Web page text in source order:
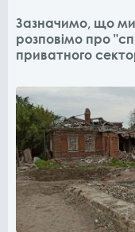
Зазначимо, що
розповімо про
приватного